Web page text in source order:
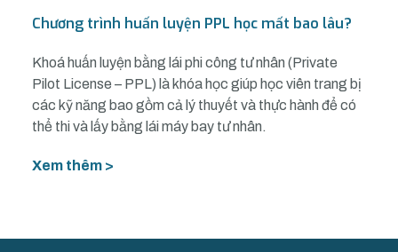
Chương trình huấn luyện PPL học mất bao lâu?
Khoá huấn luyện bằng lái phi công tư nhân (Private
Pilot License – PPL) là khóa học giúp học viên trang bị
các kỹ năng bao gồm cả lý thuyết và thực hành để có
thể thi và lấy bằng lái máy bay tư nhân.
Xem thêm >